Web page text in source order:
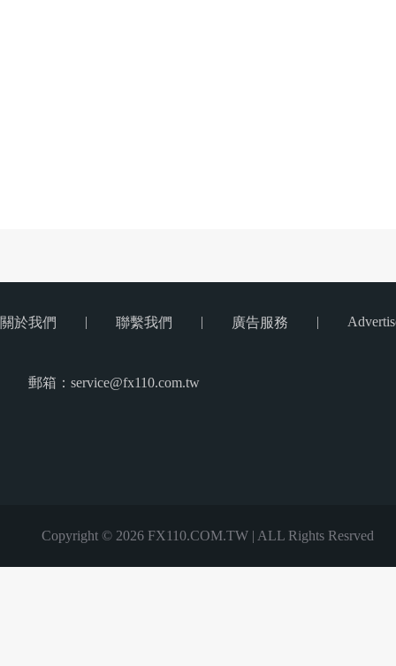
關於我們 | 聯繫我們 | 廣告服務 |
郵箱：service@fx110.com.tw
Copyright © 2026 FX110.COM.TW | ALL Rights Resrved